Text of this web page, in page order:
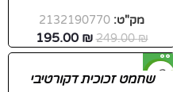
מק"ט: 2132190770
249.00₪
195.00 ₪
-52%שחמט זכוכית דקורטיבי